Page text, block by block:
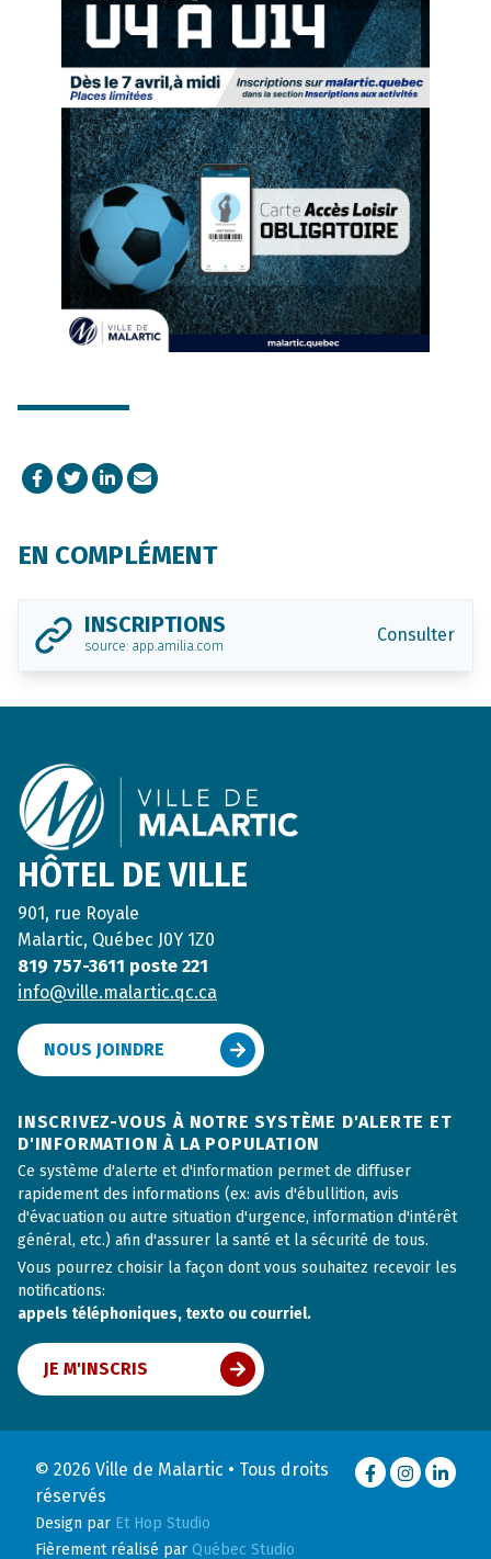
Facebook
TwitterLinkedIn
Courriel
EN COMPLÉMENT
INSCRIPTIONS
source: app.amilia.com
Consulter
HÔTEL DE VILLE
901, rue Royale
Malartic, Québec J0Y 1Z0
819 757-3611 poste 221
info@ville.malartic.qc.ca
NOUS JOINDRE
INSCRIVEZ-VOUS À NOTRE SYSTÈME D'ALERTE ET
D'INFORMATION À LA POPULATION
Ce système d'alerte et d'information permet de diffuser
rapidement des informations (ex: avis d'ébullition, avis
d'évacuation ou autre situation d'urgence, information d'intérêt
général, etc.) afin d'assurer la santé et la sécurité de tous.
Vous pourrez choisir la façon dont vous souhaitez recevoir les
notifications:
appels téléphoniques, texto ou courriel.
JE M'INSCRIS
© 2026 Ville de Malartic • Tous droits
réservés
Design par Et Hop Studio
Fièrement réalisé par Québec Studio
Facebook
Instagram